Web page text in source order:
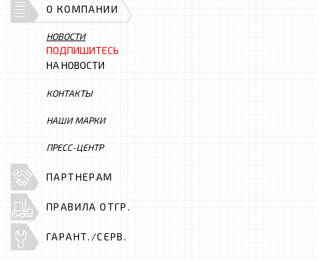
О КОМПАНИИ
НОВОСТИ
ПОДПИШИТЕСЬ
НА НОВОСТИ
КОНТАКТЫ
НАШИ МАРКИ
ПРЕСС-ЦЕНТР
ПАРТНЕРАМ
ПРАВИЛА ОТГР.
ГАРАНТ./СЕРВ.